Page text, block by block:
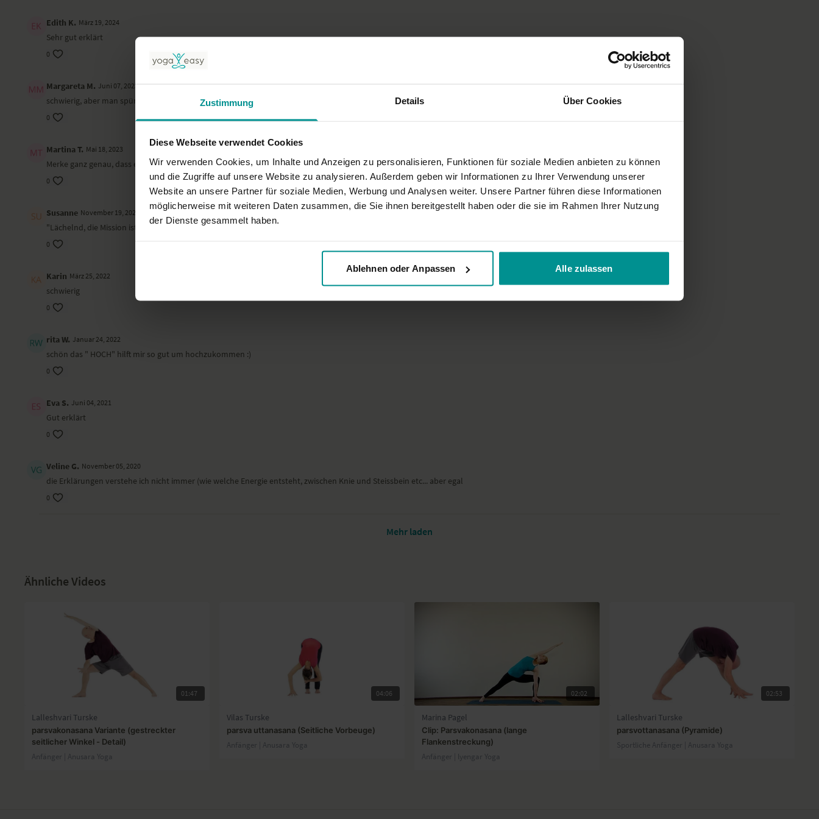
Zustimmung Details Über Cookies
Diese Webseite verwendet Cookies
Wir verwenden Cookies, um Inhalte und Anzeigen zu personalisieren, Funktionen für soziale Medien anbieten zu können
und die Zugriffe auf unsere Website zu analysieren. Außerdem geben wir Informationen zu Ihrer Verwendung unserer
Website an unsere Partner für soziale Medien, Werbung und Analysen weiter. Unsere Partner führen diese Informationen
möglicherweise mit weiteren Daten zusammen, die Sie ihnen bereitgestellt haben oder die sie im Rahmen Ihrer Nutzung
der Dienste gesammelt haben.
Ablehnen oder Anpassen Alle zulassen
Edith K. März 19, 2024
Sehr gut erklärt
0
Margareta M. Juni 07, 2023
schwierig, aber man spürt, dass sich viel tut
0
Martina T. Mai 18, 2023
Merke ganz genau, dass es auf der anderen Seite schwieriger war, vielleicht kann ich die Asana ohne genaue Anleitung andersrum noch nicht umsetzen …
0
Susanne November 19, 2022
"Lächelnd, die Mission ist erfüllt"....so werde ich nun nachmittags meinen Arbeitsplatz verlassen....Danke!
0
Karin März 25, 2022
schwierig
0
rita W. Januar 24, 2022
schön das " HOCH" hilft mir so gut um hochzukommen :)
0
Eva S. Juni 04, 2021
Gut erklärt
0
Veline G. November 05, 2020
die Erklärungen verstehe ich nicht immer (wie welche Energie entsteht, zwischen Knie und Steissbein etc... aber egal
0
Mehr laden
Ähnliche Videos
01:47
Lalleshvari Turske
parsvakonasana Variante (gestreckter
seitlicher Winkel - Detail)
Anfänger | Anusara Yoga
04:06
Vilas Turske
parsva uttanasana (Seitliche Vorbeuge)
Anfänger | Anusara Yoga
02:02
Marina Pagel
Clip: Parsvakonasana (lange
Flankenstreckung)
Anfänger | lyengar Yoga
02:53
Lalleshvari Turske
parsvottanasana (Pyramide)
Sportliche Anfänger | Anusara Yoga